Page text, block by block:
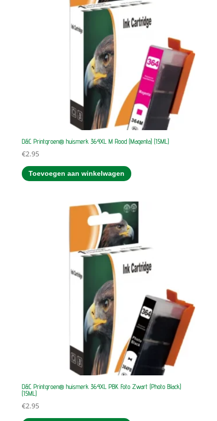
D&C Printgroen® huismerk 364XL M Rood (Magenta) (15ML)
€2.95
Toevoegen aan winkelwagen
D&C Printgroen® huismerk 364XL PBK Foto Zwart (Photo Black)
(15ML)
€2.95